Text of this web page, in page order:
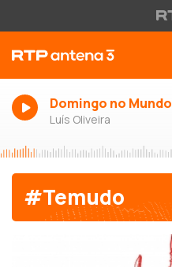
Domingo no Mundo
Luís Oliveira
#Temudo